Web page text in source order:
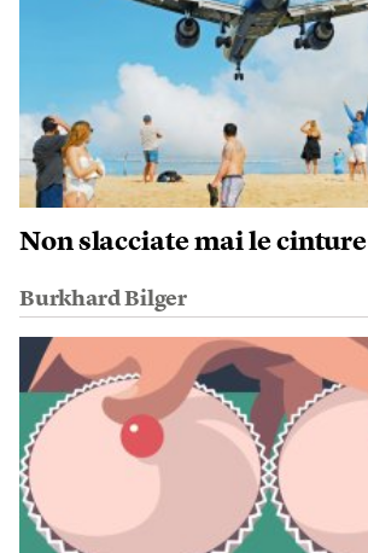
Non slacciate mai le cinture
Burkhard Bilger